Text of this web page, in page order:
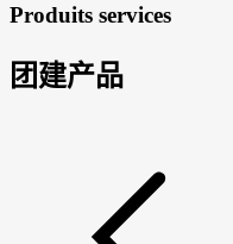
Produits services
团建产品